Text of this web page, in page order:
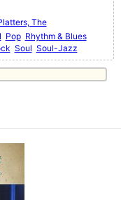
The
Pop Rhythm & Blues
Soul Soul-Jazz